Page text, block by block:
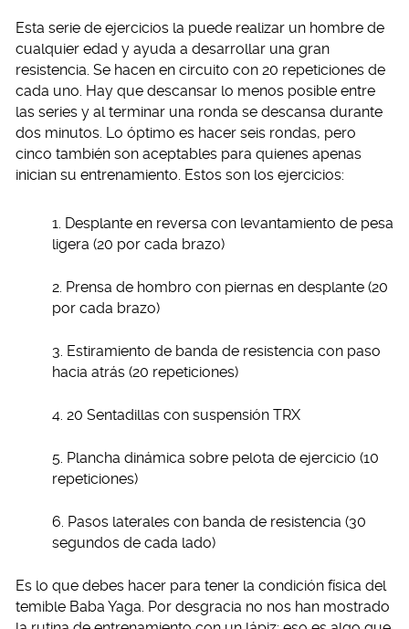
Esta serie de ejercicios la puede realizar un hombre de
cualquier edad y ayuda a desarrollar una gran
resistencia. Se hacen en circuito con 20 repeticiones de
cada uno. Hay que descansar lo menos posible entre
las series y al terminar una ronda se descansa durante
dos minutos. Lo óptimo es hacer seis rondas, pero
cinco también son aceptables para quienes apenas
inician su entrenamiento. Estos son los ejercicios:
1. Desplante en reversa con levantamiento de pesa
ligera (20 por cada brazo)
2. Prensa de hombro con piernas en desplante (20
por cada brazo)
3. Estiramiento de banda de resistencia con paso
hacia atrás (20 repeticiones)
4. 20 Sentadillas con suspensión TRX
5. Plancha dinámica sobre pelota de ejercicio (10
repeticiones)
6. Pasos laterales con banda de resistencia (30
segundos de cada lado)
Es lo que debes hacer para tener la condición física del
temible Baba Yaga. Por desgracia no nos han mostrado